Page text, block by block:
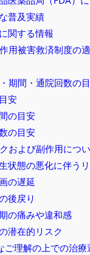
普及実績
関する情報
被害救済制度の適
期間・通院回数の
安
の目安
の目安
よび副作用につ
状態の悪化に伴う
の遅延
後戻り
の痛みや違和感
潜在的リスク
ご理解の上での治療